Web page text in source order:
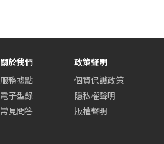
關於我們
服務據點
電子型錄
常見問答
政策聲明
個資保護政策
隱私權聲明
版權聲明